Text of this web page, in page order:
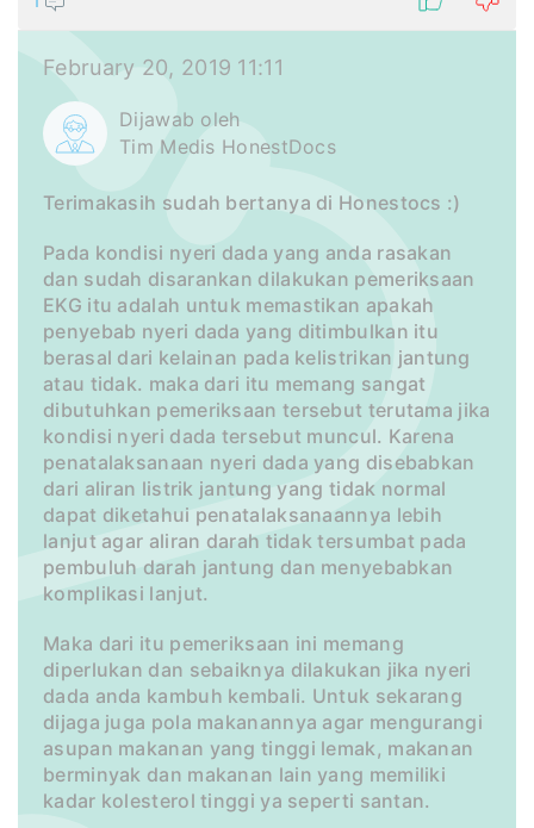
February 20, 2019 11:11
Dijawab oleh
Tim Medis HonestDocs
Terimakasih sudah bertanya di Honestocs :)
Pada kondisi nyeri dada yang anda rasakan
dan sudah disarankan dilakukan pemeriksaan
EKG itu adalah untuk memastikan apakah
penyebab nyeri dada yang ditimbulkan itu
berasal dari kelainan pada kelistrikan jantung
atau tidak. maka dari itu memang sangat
dibutuhkan pemeriksaan tersebut terutama jika
kondisi nyeri dada tersebut muncul. Karena
penatalaksanaan nyeri dada yang disebabkan
dari aliran listrik jantung yang tidak normal
dapat diketahui penatalaksanaannya lebih
lanjut agar aliran darah tidak tersumbat pada
pembuluh darah jantung dan menyebabkan
komplikasi lanjut.
Maka dari itu pemeriksaan ini memang
diperlukan dan sebaiknya dilakukan jika nyeri
dada anda kambuh kembali. Untuk sekarang
dijaga juga pola makanannya agar mengurangi
asupan makanan yang tinggi lemak, makanan
berminyak dan makanan lain yang memiliki
kadar kolesterol tinggi ya seperti santan.